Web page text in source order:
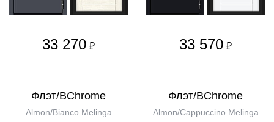
33 270 ₽ 33 570 ₽
Флэт/BChrome
Almon/Bianco Melinga
Флэт/BChrome
Almon/Cappuccino Melinga